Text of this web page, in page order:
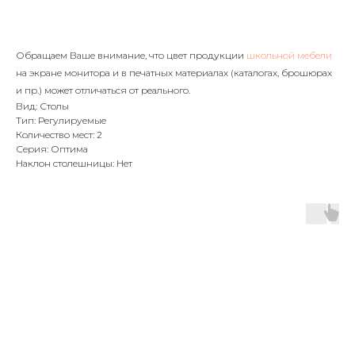
Обращаем Ваше внимание, что цвет продукции школьной мебели
на экране монитора и в печатных материалах (каталогах, брошюрах
и пр.) может отличаться от реального.
Вид: Столы
Тип: Регулируемые
Количество мест: 2
Серия: Оптима
Наклон столешницы: Нет